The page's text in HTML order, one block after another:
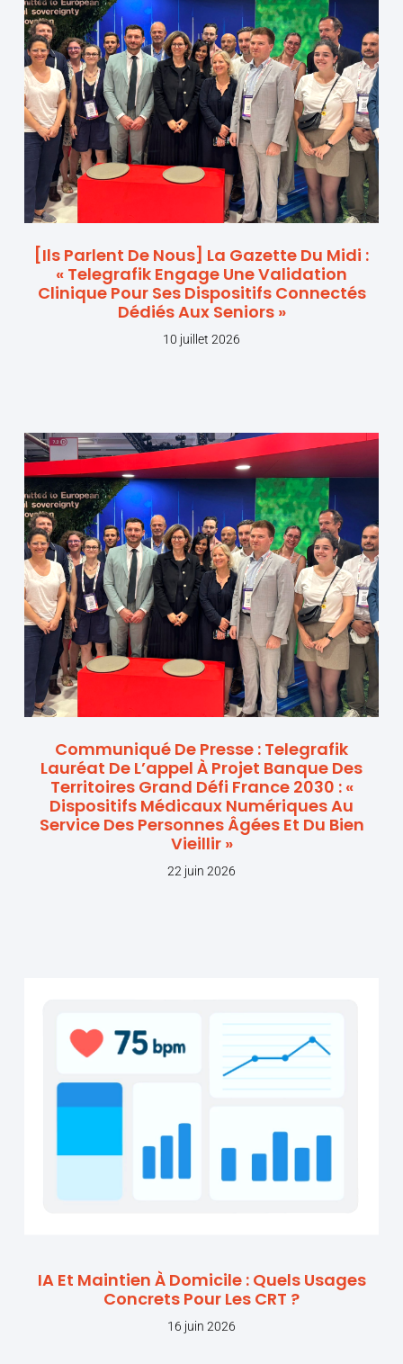
[Ils Parlent De Nous] La Gazette Du Midi :
« Telegrafik Engage Une Validation
Clinique Pour Ses Dispositifs Connectés
Dédiés Aux Seniors »
10 juillet 2026
Communiqué De Presse : Telegrafik
Lauréat De L’appel À Projet Banque Des
Territoires Grand Défi France 2030 : «
Dispositifs Médicaux Numériques Au
Service Des Personnes Âgées Et Du Bien
Vieillir »
22 juin 2026
IA Et Maintien À Domicile : Quels Usages
Concrets Pour Les CRT ?
16 juin 2026